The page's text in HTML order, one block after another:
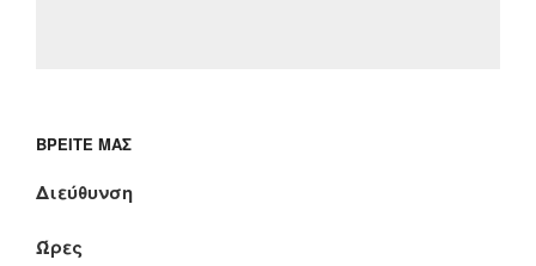
ΒΡΕΊΤΕ ΜΑΣ
Διεύθυνση
Ώρες